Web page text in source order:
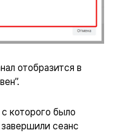
отобразится в
которого было
сеанс